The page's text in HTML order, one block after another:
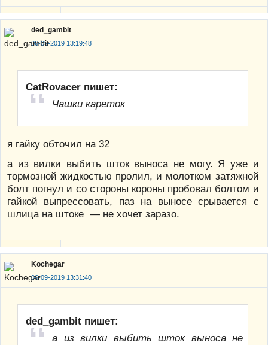
ded_gambit
06-09-2019 13:19:48
CatRovacer пишет:
Чашки кареток
я гайку обточил на 32
а из вилки выбить шток выноса не могу. Я уже и
тормозной жидкостью пролил, и молотком затяжной
болт погнул и со стороны короны пробовал болтом и
гайкой выпрессовать, паз на выносе срывается с
шлица на штоке — не хочет заразо.
Kochegar
06-09-2019 13:31:40
ded_gambit пишет:
а из вилки выбить шток выноса не